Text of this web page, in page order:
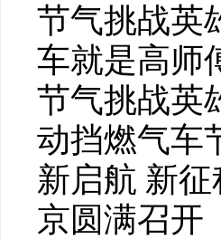
节气挑战英
车就是高师
节气挑战英
动挡燃气车
新启航 新
京圆满召开